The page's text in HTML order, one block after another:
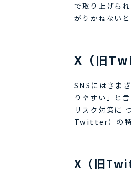
で取り上げら
がりかねないと
X（旧
SNSにはさま
りやすい」と
リスク対策に
Twitter）の特
X（旧